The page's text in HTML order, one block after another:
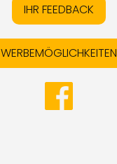
IHR FEEDBACK
WERBEMÖGLICHKEITEN